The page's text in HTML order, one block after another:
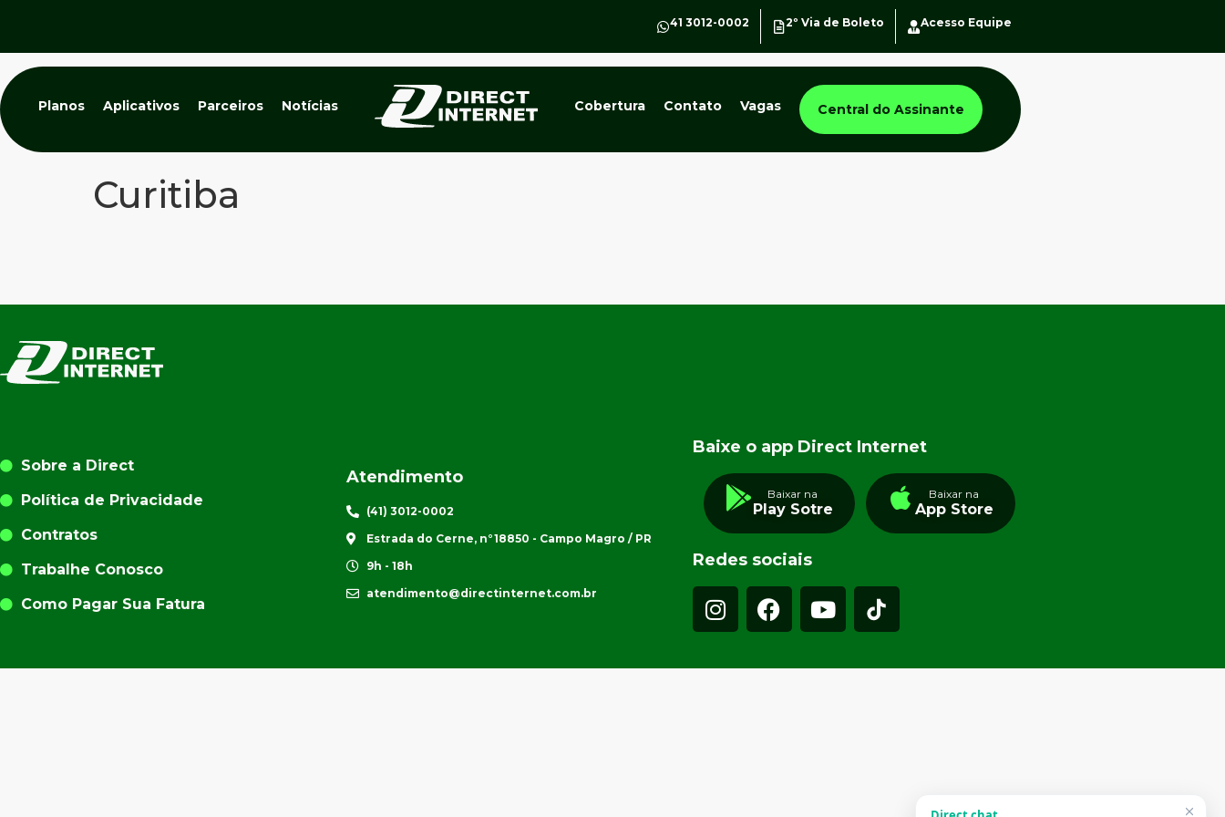
41 3012-0002 2º Via de Boleto Acesso Equipe
Planos Aplicativos Parceiros Notícias Cobertura Contato Vagas Central do Assinante
Curitiba
Sobre a Direct
Política de Privacidade
Contratos
Trabalhe Conosco
Como Pagar Sua Fatura
Atendimento
(41) 3012-0002
Estrada do Cerne, n°18850 - Campo Magro / PR
9h - 18h
atendimento@directinternet.com.br
Baixe o app Direct Internet
Baixar na
Play Sotre
Baixar na
App Store
Redes sociais